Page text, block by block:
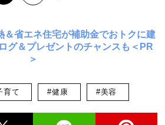
＆省エネ住宅が補助金でおトクに建
グ＆プレゼントのチャンスも＜PR
＞
育て #健康 #美容